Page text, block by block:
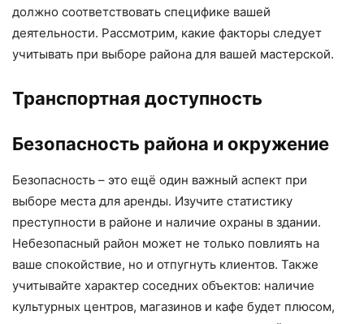
должно соответствовать специфике вашей
деятельности. Рассмотрим, какие факторы следует
учитывать при выборе района для вашей мастерской.
Транспортная доступность
Безопасность района и окружение
Безопасность – это ещё один важный аспект при
выборе места для аренды. Изучите статистику
преступности в районе и наличие охраны в здании.
Небезопасный район может не только повлиять на
ваше спокойствие, но и отпугнуть клиентов. Также
учитывайте характер соседних объектов: наличие
культурных центров, магазинов и кафе будет плюсом,